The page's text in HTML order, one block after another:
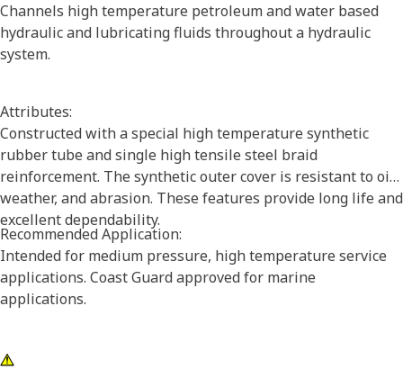
Channels high temperature petroleum and water based
hydraulic and lubricating fluids throughout a hydraulic
system.
Attributes:
Constructed with a special high temperature synthetic
rubber tube and single high tensile steel braid
reinforcement. The synthetic outer cover is resistant to oil,
weather, and abrasion. These features provide long life and
excellent dependability.
Recommended Application:
Intended for medium pressure, high temperature service
applications. Coast Guard approved for marine
applications.